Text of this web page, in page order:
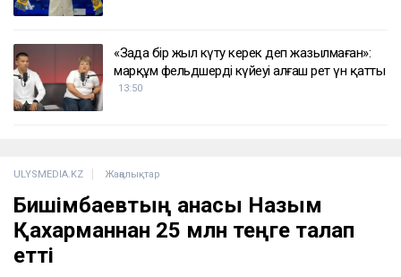
«Заңда бір жыл күту керек деп жазылмаған»:
марқұм фельдшердің күйеуі алғаш рет үн қатты
13:50
ULYSMEDIA.KZ Жаңалықтар
Бишімбаевтың анасы Назым
Қахарманнан 25 млн теңге талап
етті